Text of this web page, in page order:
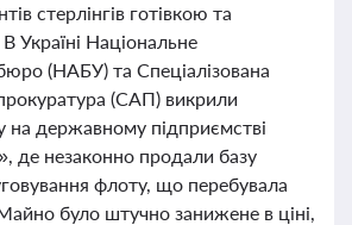
стерлінгів готівкою та
Україні Національне
(НАБУ) та Спеціалізована
(САП) викрили
на державному підприємстві
де незаконно продали базу
флоту, що перебувала
було штучно занижене в ціні,